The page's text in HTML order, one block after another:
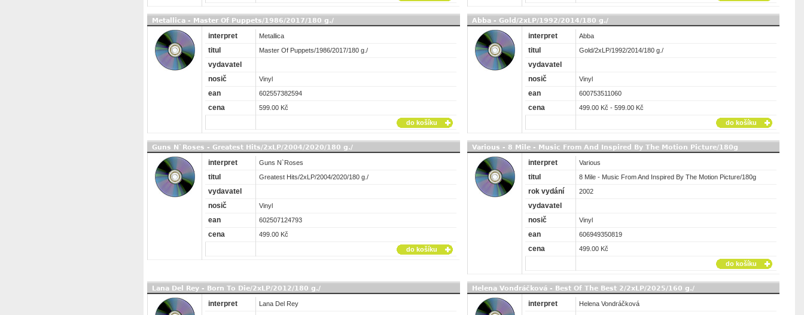
Metallica - Master Of Puppets/1986/2017/180 g./
interpret Metallica
titul Master Of Puppets/1986/2017/180 g./
vydavatel
nosič
Vinyl
ean 602557382594
cena 599.00 Kč
do košíku
Abba - Gold/2xLP/1992/2014/180 g./
interpret Abba
titul Gold/2xLP/1992/2014/180 g./
vydavatel
nosič
Vinyl
ean 600753511060
cena 499.00 Kč - 599.00 Kč
do košíku
Guns N`Roses - Greatest Hits/2xLP/2004/2020/180 g./
interpret Guns N`Roses
titul Greatest Hits/2xLP/2004/2020/180 g./
vydavatel
nosič
Vinyl
ean 602507124793
cena 499.00 Kč
do košíku
Various - 8 Mile - Music From And Inspired By The Motion Picture/180g
interpret Various
titul 8 Mile - Music From And Inspired By The Motion Picture/180g
rok vydání 2002
vydavatel
nosič
Vinyl
ean 606949350819
cena 499.00 Kč
do košíku
Lana Del Rey - Born To Die/2xLP/2012/180 g./
interpret Lana Del Rey
Helena Vondráčková - Best Of The Best 2/2xLP/2025/160 g./
interpret Helena Vondráčková